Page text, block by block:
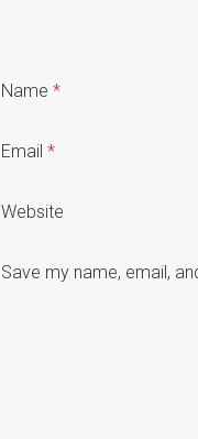
Name *
Email *
Website
Save my name, email,